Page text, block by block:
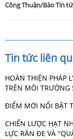
Công Thuận/Báo Tin
Tin tức liên
HOÀN THIỆN PHÁP
TRÊN MÔI TRƯỜNG
ĐIỂM MỚI NỔI BẬT
CHIẾN LƯỢC HẠT
LỰC RĂN ĐE VÀ